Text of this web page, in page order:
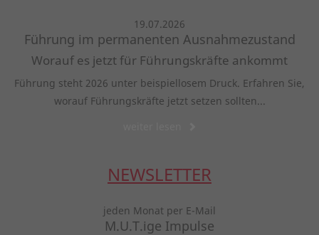
19.07.2026
Führung im permanenten Ausnahmezustand
Worauf es jetzt für Führungskräfte ankommt
Führung steht 2026 unter beispiellosem Druck. Erfahren Sie,
worauf Führungskräfte jetzt setzen sollten...
NEWSLETTER
jeden Monat per E-Mail
M.U.T.ige Impulse